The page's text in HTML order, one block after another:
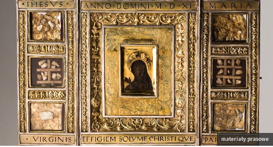
Kliknij, aby powiększyć
materiały prasowe